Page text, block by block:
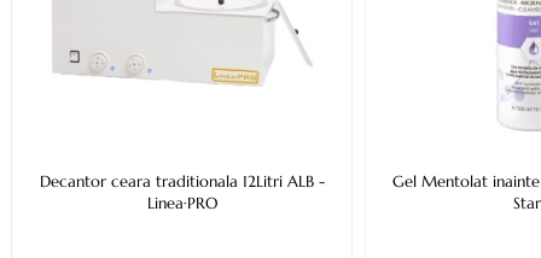
Decantor ceara traditionala 12Litri ALB -
Linea·PRO
Gel Mentolat